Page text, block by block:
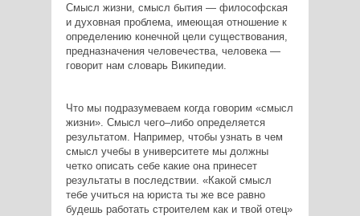
Смысл жизни, смысл бытия — философская
и духовная проблема, имеющая отношение к
определению конечной цели существования,
предназначения человечества, человека —
говорит нам словарь Википедии.
Что мы подразумеваем когда говорим «смысл
жизни». Смысл чего–либо определяется
результатом. Например, чтобы узнать в чем
смысл учебы в университете мы должны
четко описать себе какие она принесет
результаты в последствии. «Какой смысл
тебе учиться на юриста ты же все равно
будешь работать строителем как и твой отец»